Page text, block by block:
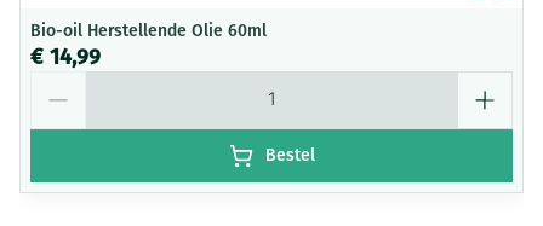
Bio-oil Herstellende Olie 60ml
€ 14,99
Bestel